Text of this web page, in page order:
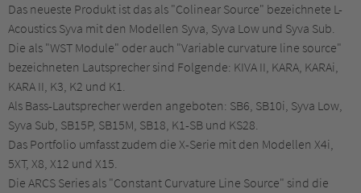
Das neueste Produkt ist das als "Colinear Source" bezeichnete L-
Acoustics Syva mit den Modellen Syva, Syva Low und Syva Sub.
Die als "WST Module" oder auch "Variable curvature line source"
bezeichneten Lautsprecher sind Folgende: KIVA II, KARA, KARAi,
KARA II, K3, K2 und K1.
Als Bass-Lautsprecher werden angeboten: SB6, SB10i, Syva Low,
Syva Sub, SB15P, SB15M, SB18, K1-SB und KS28.
Das Portfolio umfasst zudem die X-Serie mit den Modellen X4i,
5XT, X8, X12 und X15.
Die ARCS Series als "Constant Curvature Line Source" sind die